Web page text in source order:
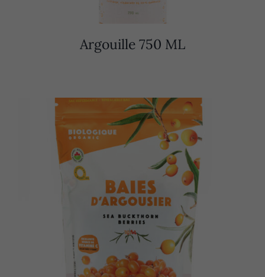
Argouille 750 ML